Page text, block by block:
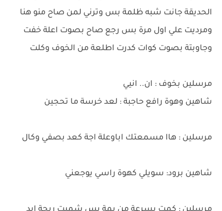
الحديقة جانت شبه ظلمة بس وترني لمن صاح منو هنا
ومرديت علي اول مرة بس رجع صاح بصوت اعلة خفت
وجاوبتة بصوت كوات كدرت اطلعة من الخوف وكلت
مرسلين بخوف : ان.. انيي
شاهين وهوة رافع حاجبة : لعد خرسة ما تحجين
مرسلين : هاا مسمعتك اباوعلة اجة كعد بصفي وكال
شاهين برود: سويلي كهوة راسي يوجعني